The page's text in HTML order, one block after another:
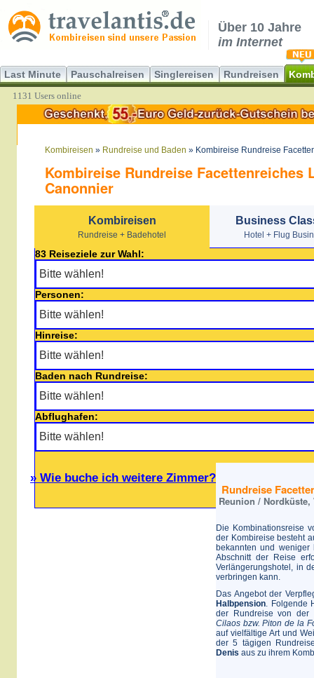
Über 10 Jahre
im Internet
Last Minute Pauschalreisen Singlereisen Rundreisen
1131 Users online
Kombireisen » Rundreise und Baden » Kombireise Rundreise
Kombireise Rundreise Facettenreiches
Canonnier
Kombireisen
Rundreise + Badehotel
Business
Hotel + Flug
83 Reiseziele zur Wahl:
Personen:
Hinreise:
Baden nach Rundreise:
Abflughafen:
» Wie buche ich weitere Zimmer?
Rundreise
Reunion /
Die Kombinationsreise
der Kombireise besteht
bekannten und weniger
Abschnitt der Reise
Verlängerungshotel, in
verbringen kann.
Das Angebot der
Halbpension. Folgende
der Rundreise von der
Cilaos bzw. Piton de la
auf vielfältige Art und
der 5 tägigen
Denis aus zu ihrem